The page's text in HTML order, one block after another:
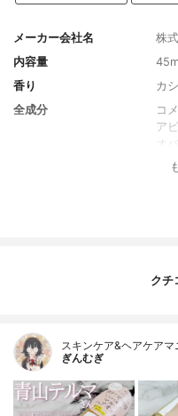
メーカー会社名
株
内容量
香り
カ
全成分
コ
ア
オ
シ
油
クチ
スキンケア&ヘアケアマ
ぎんむぎ